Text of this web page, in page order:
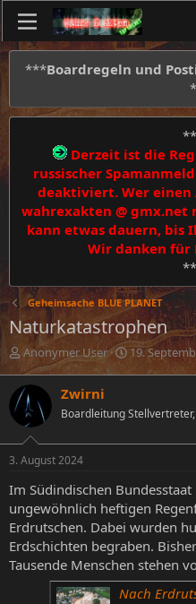
***Boardregeln und
Derzeit ist die
russischer
deaktiviert. Wer einen
wahrexakten @ gmx.net
kann etwas dauern, bis
Wir danken für
Geheimsache BLUE PLANET
Naturkatastrophen
E
s
t
e
l
e
Anonymer User
E
e
l
m
19.
Zwirni
Boardleitung
3. August 2024
Im Südindischen
ungewöhnlich heftigen
Erdrutschen. Dabei wurden
Erdschichten begraben.
Tausende Menschen stehen
Nach